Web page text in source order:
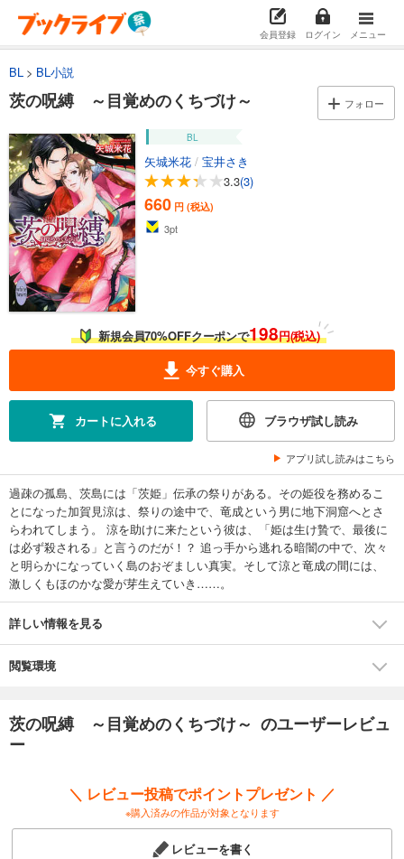
会員登録 ログイン メニュー
BL BL小説
茨の呪縛 ～目覚めのくちづけ～ フォロー
BL
矢城米花 / 宝井さき
3.3(3)
660 円 (税込)
3pt
新規会員70%OFFクーポンで198円(税込)
今すぐ購入
カートに入れる ブラウザ試し読み
アプリ試し読みはこちら
過疎の孤島、茨島には「茨姫」伝承の祭りがある。その姫役を務めるこ
とになった加賀見涼は、祭りの途中で、竜成という男に地下洞窟へとさ
らわれてしまう。 涼を助けに来たという彼は、「姫は生け贄で、最後に
は必ず殺される」と言うのだが！？ 追っ手から逃れる暗闇の中で、次々
と明らかになっていく島のおぞましい真実。そして涼と竜成の間には、
激しくもほのかな愛が芽生えていき……。
詳しい情報を見る
閲覧環境
茨の呪縛 ～目覚めのくちづけ～ のユーザーレビュ
ー
＼ レビュー投稿でポイントプレゼント ／
※購入済みの作品が対象となります
レビューを書く